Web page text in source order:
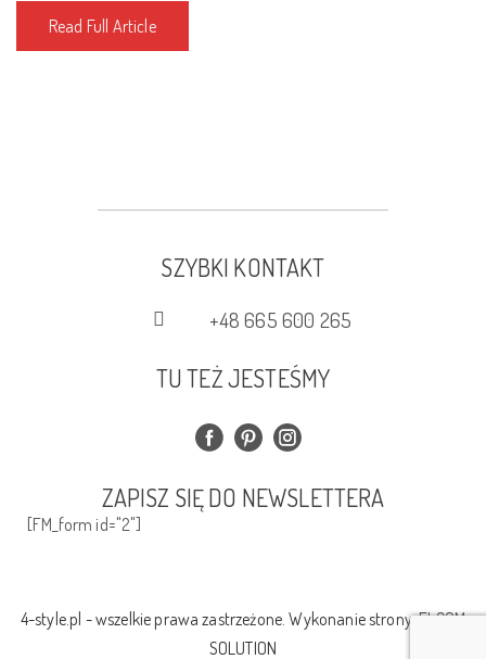
Read Full Article
SZYBKI KONTAKT
+48 665 600 265
TU TEŻ JESTEŚMY
ZAPISZ SIĘ DO NEWSLETTERA
[FM_form id="2"]
4-style.pl - wszelkie prawa zastrzeżone. Wykonanie strony:ELCOM
SOLUTION